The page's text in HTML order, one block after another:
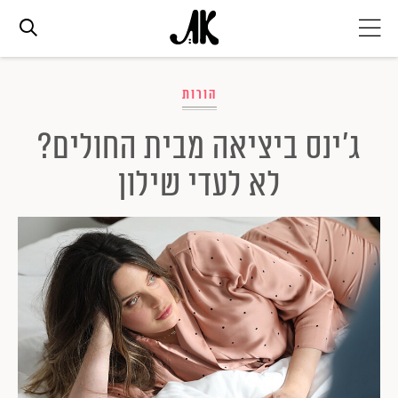
אג׳נדה
אופנה
ביוטי
סלבס
ערוצים נוספים
המגזין
הורות
ג'ינס ביציאה מבית החולים?
לא לעדי שילון